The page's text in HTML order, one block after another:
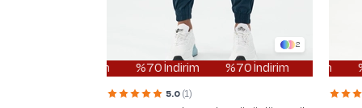
2
%70 İndirim %70 İndirim %70 İndirim
5.0(1)
%70